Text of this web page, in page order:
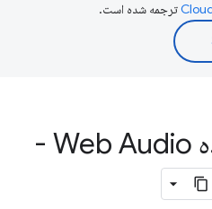
ترجمه شده است.
ورودی صوتی زنده Web Audio -